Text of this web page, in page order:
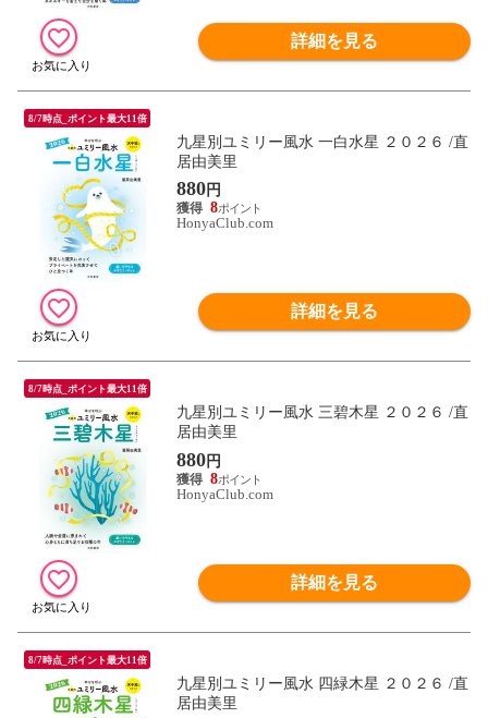
詳細を見る
8/7時点_ポイント最大11倍
九星別ユミリー風水 一白水星 ２０２６ /直
居由美里
880円
8
HonyaClub.com
詳細を見る
8/7時点_ポイント最大11倍
九星別ユミリー風水 三碧木星 ２０２６ /直
居由美里
880円
8
HonyaClub.com
詳細を見る
8/7時点_ポイント最大11倍
九星別ユミリー風水 四緑木星 ２０２６ /直
居由美里